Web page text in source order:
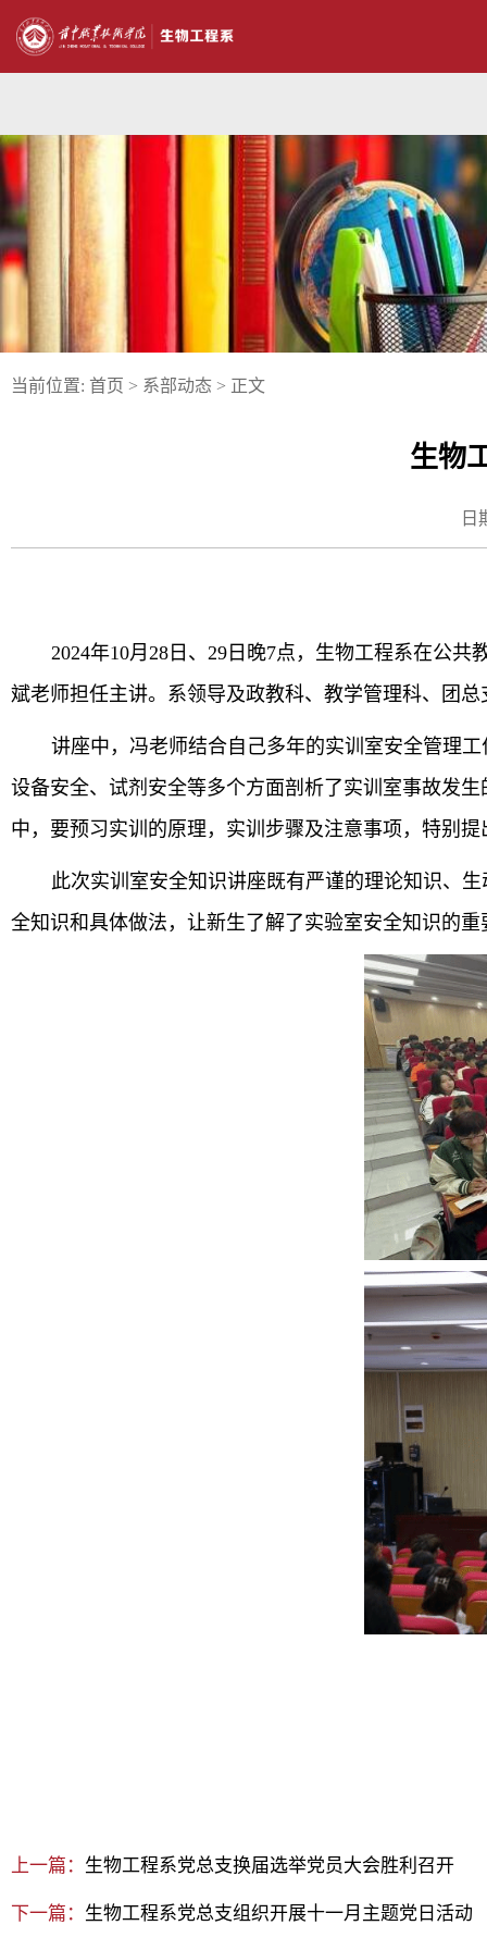
当前位置: 首页 > 系部动态 > 正文
生物
日
2024年10月28日、29日晚7点，生物工程系在公
斌老师担任主讲。系领导及政教科、教学管理科、团
讲座中，冯老师结合自己多年的实训室安全管理
设备安全、试剂安全等多个方面剖析了实训室事故发
中，要预习实训的原理，实训步骤及注意事项，特别
此次实训室安全知识讲座既有严谨的理论知识、
全知识和具体做法，让新生了解了实验室安全知识的
上一篇： 生物工程系党总支换届选举党员大会胜利召开
下一篇： 生物工程系党总支组织开展十一月主题党日活动